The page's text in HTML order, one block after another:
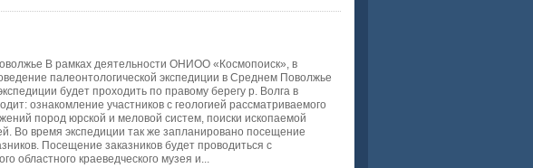
В рамках деятельности ОНИОО «Космопоиск», в
палеонтологической экспедиции в Среднем Поволжье
будет проходить по правому берегу р. Волга в
ознакомление участников с геологией рассматриваемого
пород юрской и меловой систем, поиски ископаемой
Во время экспедиции так же запланировано посещение
Посещение заказников будет проводиться с
областного краеведческого музея и...